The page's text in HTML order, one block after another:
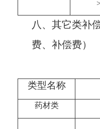
八、 其它类补
费、补偿费）
类型名称
药材类